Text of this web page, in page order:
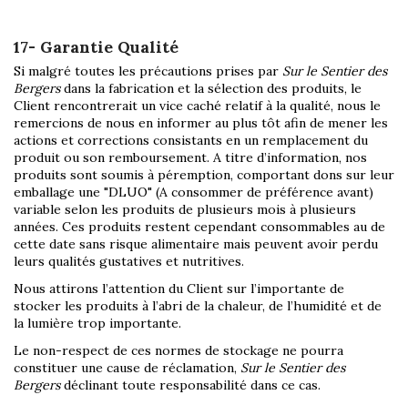
17- Garantie Qualité
Si malgré toutes les précautions prises par Sur le Sentier des
Bergersdans la fabrication et la sélection des produits, le
Client rencontrerait un vice caché relatif à la qualité, nous le
remercions de nous en informer au plus tôt afin de mener les
actions et corrections consistants en un remplacement du
produit ou son remboursement. A titre d’information, nos
produits sont soumis à péremption, comportant dons sur leur
emballage une "DLUO" (A consommer de préférence avant)
variable selon les produits de plusieurs mois à plusieurs
années. Ces produits restent cependant consommables au de
cette date sans risque alimentaire mais peuvent avoir perdu
leurs qualités gustatives et nutritives.
Nous attirons l’attention du Client sur l’importante de
stocker les produits à l’abri de la chaleur, de l’humidité et de
la lumière trop importante.
Le non-respect de ces normes de stockage ne pourra
constituer une cause de réclamation, Sur le Sentier des
Bergersdéclinant toute responsabilité dans ce cas.